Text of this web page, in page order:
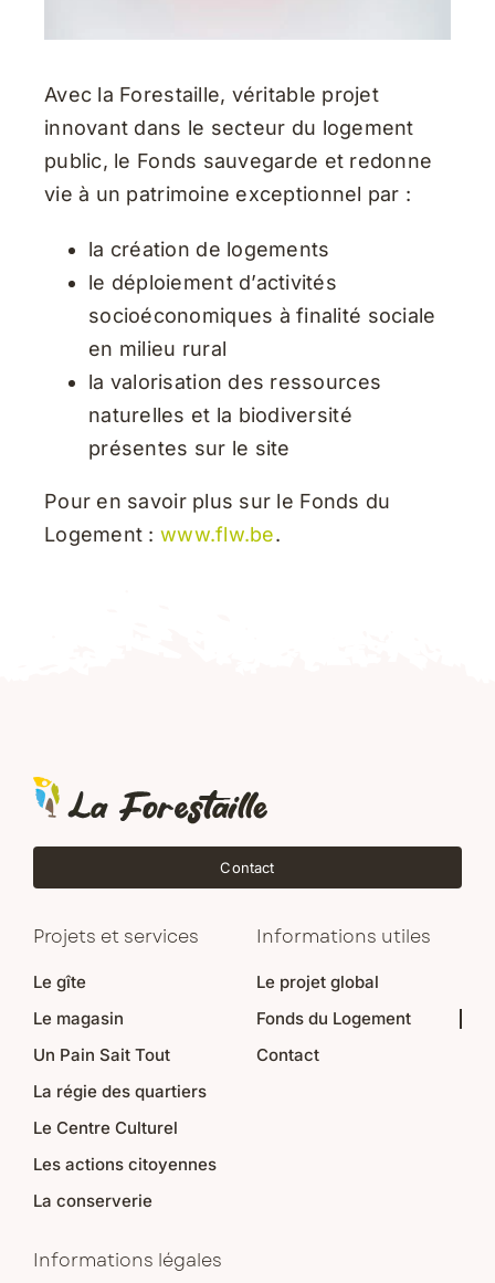
Avec la Forestaille, véritable projet
innovant dans le secteur du logement
public, le Fonds sauvegarde et redonne
vie à un patrimoine exceptionnel par :
la création de logements
le déploiement d’activités
socioéconomiques à finalité sociale
en milieu rural
la valorisation des ressources
naturelles et la biodiversité
présentes sur le site
Pour en savoir plus sur le Fonds du
Logement : www.flw.be.
Contact
Projets et services
Le gîte
Le magasin
Un Pain Sait Tout
La régie des quartiers
Le Centre Culturel
Les actions citoyennes
La conserverie
Informations utiles
Le projet global
Fonds du Logement
Contact
Informations légales